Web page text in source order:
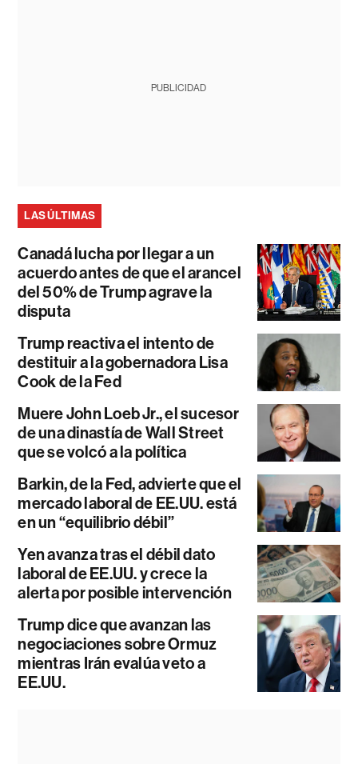
PUBLICIDAD
LAS ÚLTIMAS
Canadá lucha por llegar a un
acuerdo antes de que el arancel
del 50% de Trump agrave la
disputa
Trump reactiva el intento de
destituir a la gobernadora Lisa
Cook de la Fed
Muere John Loeb Jr., el sucesor
de una dinastía de Wall Street
que se volcó a la política
Barkin, de la Fed, advierte que el
mercado laboral de EE.UU. está
en un “equilibrio débil”
Yen avanza tras el débil dato
laboral de EE.UU. y crece la
alerta por posible intervención
Trump dice que avanzan las
negociaciones sobre Ormuz
mientras Irán evalúa veto a
EE.UU.